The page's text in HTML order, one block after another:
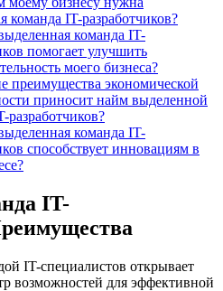
команда IT-разработчиков?
команда IT-
помогает улучшить
моего бизнеса?
преимущества экономической
приносит найм выделенной
разработчиков?
команда IT-
способствует инновациям в
IT-
IT-специалистов открывает
возможностей для эффективной